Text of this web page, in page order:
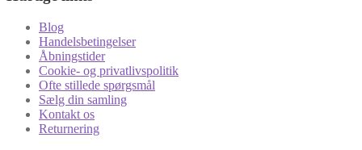
Blog
Handelsbetingelser
Åbningstider
Cookie- og privatlivspolitik
Ofte stillede spørgsmål
Sælg din samling
Kontakt os
Returnering